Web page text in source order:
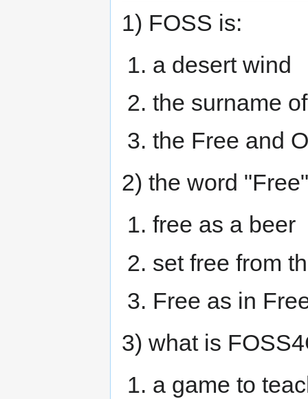
1) FOSS is:
a desert wind
the surname
the Free and
2) the word
free as a beer
set free from
Free as in
3) what is
a game to